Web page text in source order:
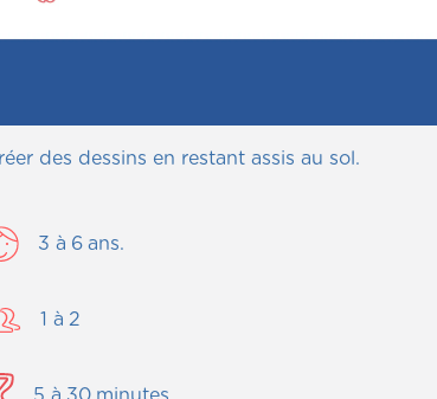
des dessins en restant assis au sol.
3 à 6 ans.
1 à 2